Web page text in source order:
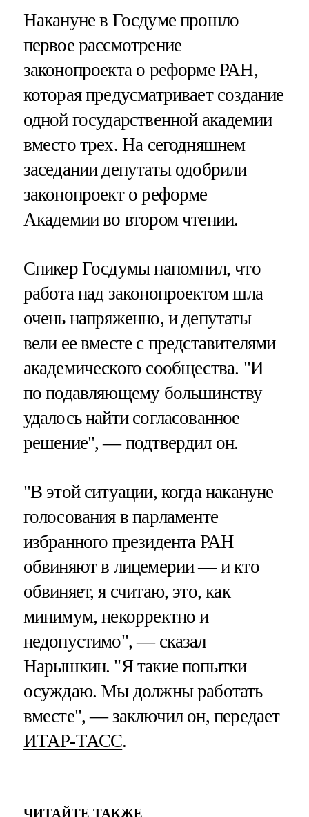
Накануне в Госдуме прошло
первое рассмотрение
законопроекта о реформе РАН,
которая предусматривает создание
одной государственной академии
вместо трех. На сегодняшнем
заседании депутаты одобрили
законопроект о реформе
Академии во втором чтении.
Спикер Госдумы напомнил, что
работа над законопроектом шла
очень напряженно, и депутаты
вели ее вместе с представителями
академического сообщества. "И
по подавляющему большинству
удалось найти согласованное
решение", — подтвердил он.
"В этой ситуации, когда накануне
голосования в парламенте
избранного президента РАН
обвиняют в лицемерии — и кто
обвиняет, я считаю, это, как
минимум, некорректно и
недопустимо", — сказал
Нарышкин. "Я такие попытки
осуждаю. Мы должны работать
вместе", — заключил он, передает
ИТАР-ТАСС.
ЧИТАЙТЕ ТАКЖЕ